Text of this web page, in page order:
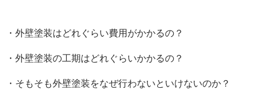
・外壁塗装はどれぐらい費用がかかるの？
・外壁塗装の工期はどれぐらいかかるの？
・そもそも外壁塗装をなぜ行わないといけないのか？